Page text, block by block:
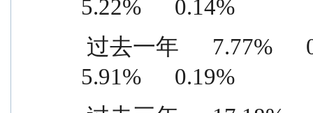
5.22%      0.14%
5.91%      0.19%